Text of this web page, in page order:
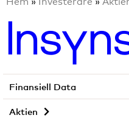
Alternativa nyckeltal
Finansiell Data
Aktien